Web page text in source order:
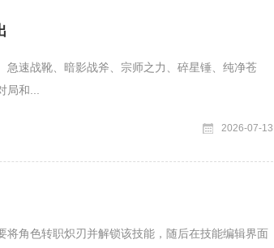
急速战靴、暗影战斧、宗师之力、碎星锤、纯净苍
和...
2026-07-13
将角色转职炽刃并解锁该技能，随后在技能编辑界面